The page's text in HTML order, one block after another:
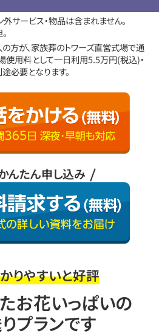
サービス・物品は含まれません。
方が、家族葬のトワーズ直営式場で通
用料として一日利用5.5万円(税込)・
必要となります。
んたん申し込み
りやすいと好評
お花いっぱいの
プランです